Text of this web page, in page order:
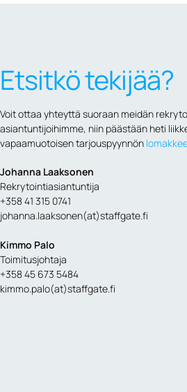
Etsitkö tekijää?
Voit ottaa yhteyttä suoraan meidän
asiantuntijoihimme, niin päästään heti
vapaamuotoisentarjouspyynnön
Johanna Laaksonen
Rekrytointiasiantuntija
+358 41 315 0741
johanna.laaksonen(at)staffgate.fi
Kimmo Palo
Toimitusjohtaja
+358 45 673 5484
kimmo.palo(at)staffgate.fi